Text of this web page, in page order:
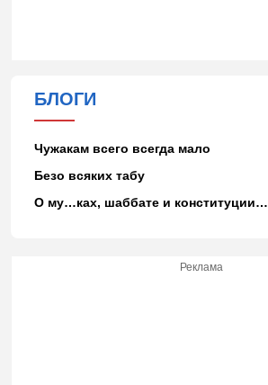
БЛОГИ
Чужакам всего всегда мало
Безо всяких табу
О му…ках, шаббате и конституции…
Реклама